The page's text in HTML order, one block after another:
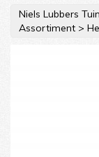
Niels Lubbers
Assortiment >